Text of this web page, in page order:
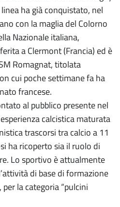
ha già conquistato, nel
con la maglia del Colorno
Nazionale italiana,
a Clermont (Francia) ed è
Romagnat, titolata
cui poche settimane fa ha
francese.
al pubblico presente nel
calcistica maturata
trascorsi tra calcio a 11
ha ricoperto sia il ruolo di
Lo sportivo è attualmente
di base di formazione
per la categoria “pulcini